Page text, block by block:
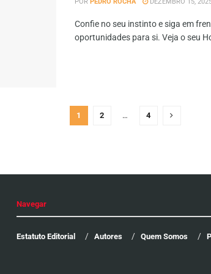
Confie no seu instinto e siga em
oportunidades para si. Veja o seu
1 2 … 4
Navegar
Estatuto Editorial Autores Quem Somos